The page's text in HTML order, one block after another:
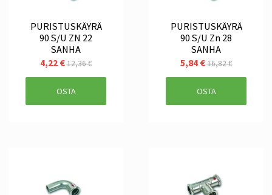
PURISTUSKÄYRÄ
90 S/U ZN 22
SANHA
4,22 €12,36 €
OSTA
PURISTUSKÄYRÄ
90 S/U Zn 28
SANHA
5,84 €16,82 €
OSTA